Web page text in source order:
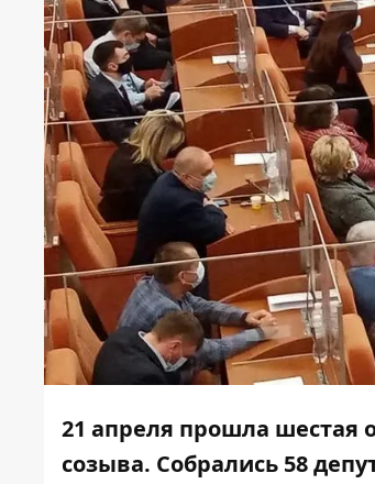
21 апреля прошла шестая
созыва. Собрались 58